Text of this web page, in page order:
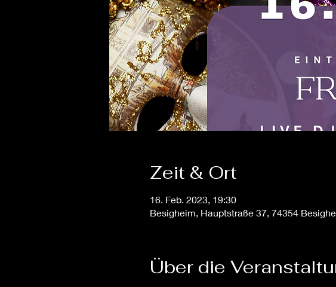
Zeit & Ort
16. Feb. 2023, 19:30
Besigheim, Hauptstraße 37, 74354
Über die